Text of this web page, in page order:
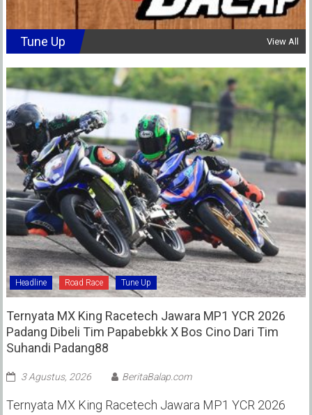
Tune Up View All
Headline Road Race Tune Up
Ternyata MX King Racetech Jawara MP1 YCR 2026
Padang Dibeli Tim Papabebkk X Bos Cino Dari Tim
Suhandi Padang88
3 Agustus, 2026 BeritaBalap.com
Ternyata MX King Racetech Jawara MP1 YCR 2026